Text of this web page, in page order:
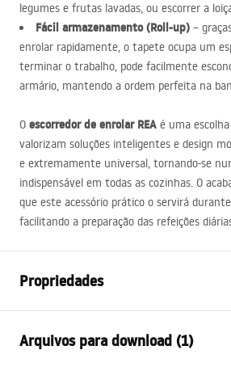
legumes e frutas lavadas, ou escorrer a
Fácil armazenamento (Roll-up) –
enrolar rapidamente, o tapete ocupa um
terminar o trabalho, pode facilmente
armário, mantendo a ordem perfeita na
O escorredor de enrolar REA é uma
valorizam soluções inteligentes e design
e extremamente universal, tornando-se
indispensável em todas as cozinhas. O
que este acessório prático o servirá
facilitando a preparação das refeições
Propriedades
Materiais
Aço,
Arquivos para download (1)